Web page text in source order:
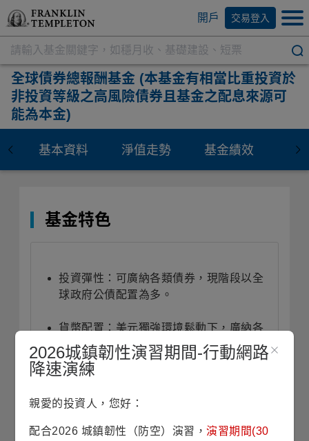
開戶 交易登入
全球債券總報酬基金 (本基金有相當比重投資於
非投資等級之高風險債券且基金之配息來源可
能為本金)
基本資料 淨值走勢 基金績效 資
基金特色
投資彈性：可廣納各類債券，現階段以全
球政府公債配置為多。
貨幣配置：美元獨強環境鬆動下，廣納各
國貨幣潛在升值機會。
靈活彈性：多數央行面臨政策轉折點，基
2026城鎮韌性演習期間-行動網路
降速演練
親愛的投資人，您好：
配合2026 城鎮韌性（防空）演習，演習期間(30